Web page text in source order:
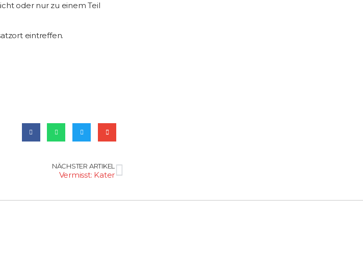
oder nur zu einem Teil
eintreffen.
NÄCHSTER ARTIKEL
Vermisst: Kater